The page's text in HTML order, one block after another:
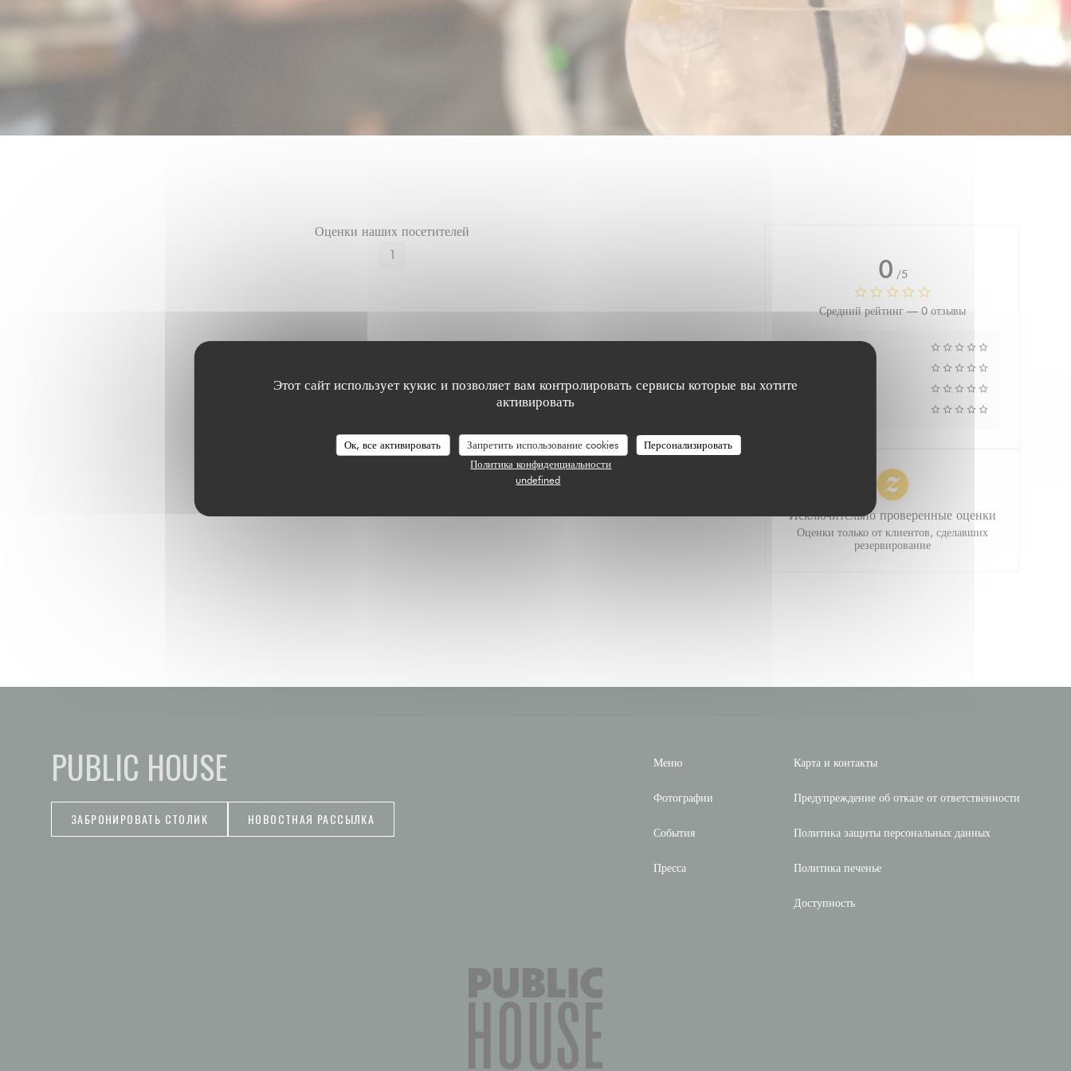
Этот сайт использует кукис и позволяет вам контролировать сервисы которые вы хотите
активировать
Ок, все активировать Запретить использование cookies
Персонализировать
Политика конфиденциальности
undefined
Оценки наших посетителей
1
0 /5
Средний рейтинг — 0 отзывы
Исключительно проверенные оценки
Оценки только от клиентов, сделавших
резервирование
PUBLIC HOUSE
ЗАБРОНИРОВАТЬ СТОЛИК НОВОСТНАЯ РАССЫЛКА
Меню
Фотографии
События
Пресса
Карта и контакты
Предупреждение об отказе от ответственности
Политика защиты персональных данных
Политика печенье
Доступность